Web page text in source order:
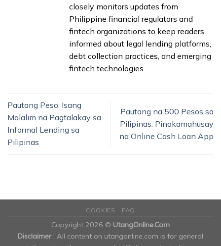
closely monitors updates from
Philippine financial regulators and
fintech organizations to keep readers
informed about legal lending platforms,
debt collection practices, and emerging
fintech technologies.
Pautang Peso: Isang
Malalim na Pagtalakay sa
Informal Lending sa
Pilipinas
Pautang na 500 Pesos sa
Pilipinas: Pinakamahusay
na Online Cash Loan App
COOKIES FAQ
Copyright 2026 © UtangOnline.Com
Disclaimer : All content on utangonline.com is for general